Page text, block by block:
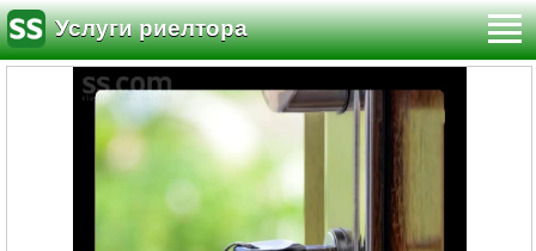
Услуги риелтора